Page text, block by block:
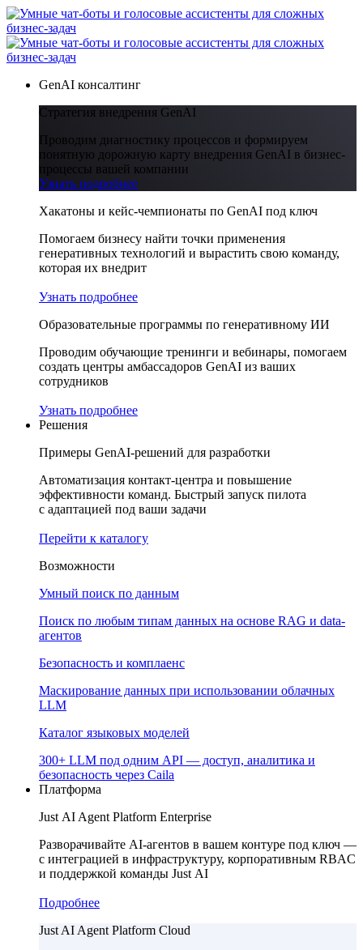
GenAI консалтинг
Стратегия внедрения GenAI
Проводим диагностику процессов и формируем
понятную дорожную карту внедрения GenAI в бизнес-
процессы вашей компании
Узнать подробнее
Хакатоны и кейс-чемпионаты по GenAI под ключ
Помогаем бизнесу найти точки применения
генеративных технологий и вырастить свою команду,
которая их внедрит
Узнать подробнее
Образовательные программы по генеративному ИИ
Проводим обучающие тренинги и вебинары, помогаем
создать центры амбассадоров GenAI из ваших
сотрудников
Узнать подробнее
Решения
Примеры GenAI-решений для разработки
Автоматизация контакт-центра и повышение
эффективности команд. Быстрый запуск пилота
с адаптацией под ваши задачи
Перейти к каталогу
Возможности
Умный поиск по данным
Поиск по любым типам данных на основе RAG и data-
агентов
Безопасность и комплаенс
Маскирование данных при использовании облачных
LLM
Каталог языковых моделей
300+ LLM под одним API — доступ, аналитика и
безопасность через Caila
Платформа
Just AI Agent Platform Enterprise
Разворачивайте AI-агентов в вашем контуре под ключ —
с интеграцией в инфраструктуру, корпоративным RBAC
и поддержкой команды Just AI
Подробнее
Just AI Agent Platform Cloud